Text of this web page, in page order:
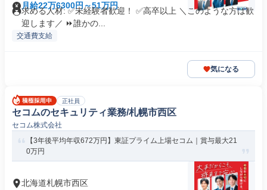
月給22万6300円～51万円
求める人材: ✅未経験者歓迎！ ✅高卒以上 ＼このような方は歓
迎します／ ⏩誰かの...
交通費支給
気になる
正社員
セコムのセキュリティ業務/札幌市西区
セコム株式会社
【3年後平均年収672万円】東証プライム上場セコム｜賞与最大21
0万円
北海道札幌市西区